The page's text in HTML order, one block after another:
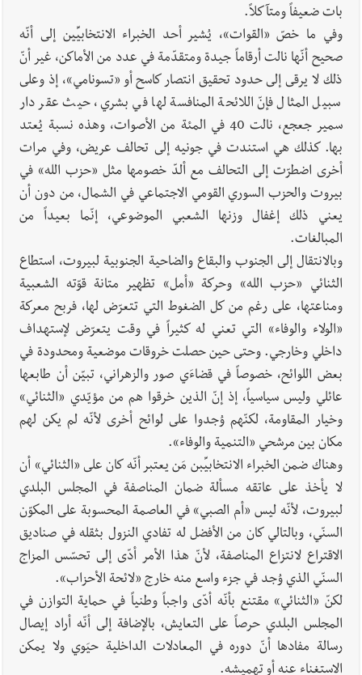
بات ضعيفاً ومتآكلاً.
وفي ما خصّ «القوات»، يُشير أحد الخبراء الانتخابيِّين إلى أنّه
صحيح أنّها نالت أرقاماً جيدة ومتقدّمة في عدد من الأماكن، غير أنّ
ذلك لا يرقى إلى حدود تحقيق انتصار كاسح أو «تسونامي»، إذ وعلى
سبيل المثال فإنّ اللائحة المنافسة لها في بشري، حيث عقر دار
سمير جعجع، نالت 40 في المئة من الأصوات، وهذه نسبة يُعتد
بها. كذلك هي استندت في جونيه إلى تحالف عريض، وفي مرات
أخرى اضطرّت إلى التحالف مع ألدّ خصومها مثل «حزب الله» في
بيروت والحزب السوري القومي الاجتماعي في الشمال، من دون أن
يعني ذلك إغفال وزنها الشعبي الموضوعي، إنّما بعيداً من
المبالغات.
وبالانتقال إلى الجنوب والبقاع والضاحية الجنوبية لبيروت، استطاع
الثنائي «حزب الله» وحركة «أمل» تظهير متانة قوّته الشعبية
ومناعتها، على رغم من كل الضغوط التي تتعرّض لها، فربح معركة
«الولاء والوفاء» التي تعني له كثيراً في وقت يتعرّض لإستهداف
داخلي وخارجي. وحتى حين حصلت خروقات موضعية ومحدودة في
بعض اللوائح، خصوصاً في قضاءَي صور والزهراني، تبيّن أن طابعها
عائلي وليس سياسياً، إذ إنّ الذين خرقوا هم من مؤيّدي «الثنائي»
وخيار المقاومة، لكنّهم وُجدوا على لوائح أخرى لأنّه لم يكن لهم
مكان بين مرشحي «التنمية والوفاء».
وهناك ضمن الخبراء الانتخابيِّبن مَن يعتبر أنّه كان على «الثنائي» أن
لا يأخذ على عاتقه مسألة ضمان المناصفة في المجلس البلدي
لبيروت، لأنّه ليس «أم الصبي» في العاصمة المحسوبة على المكوّن
السنّي، وبالتالي كان من الأفضل له تفادي النزول بثقله في صناديق
الاقتراع لانتزاع المناصفة، لأنّ هذا الأمر أدّى إلى تحسّس المزاج
السنّي الذي وُجد في جزء واسع منه خارج «لائحة الأحزاب».
لكنّ «الثنائي» مقتنع بأنّه أدّى واجباً وطنياً في حماية التوازن في
المجلس البلدي حرصاً على التعايش، بالإضافة إلى أنّه أراد إيصال
رسالة مفادها أنّ دوره في المعادلات الداخلية حيَوي ولا يمكن
الاستغناء عنه أو تهميشه.